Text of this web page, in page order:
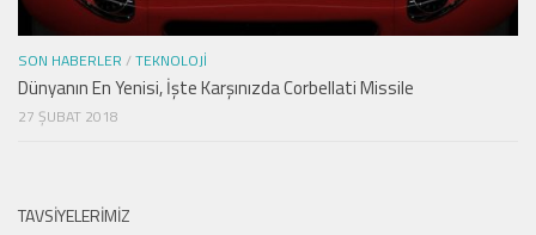
SON HABERLER /TEKNOLOJI
Dünyanın En Yenisi, İşte Karşınızda Corbellati Missile
27 ŞUBAT 2018
TAVSIYELERIMIZ